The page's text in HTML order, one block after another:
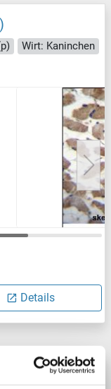
Wirt: Kaninchen
Details